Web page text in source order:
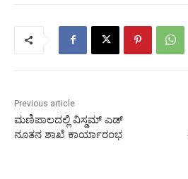
Previous article
ಮಣಿಪಾಲದಲ್ಲಿ ವಿಸ್ಡಮ್ ಎಡ್
ನೂತನ ಶಾಖೆ ಕಾರ್ಯಾರಂಭ